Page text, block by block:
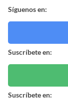
Síguenos en:
Suscríbete en:
Suscríbete en: